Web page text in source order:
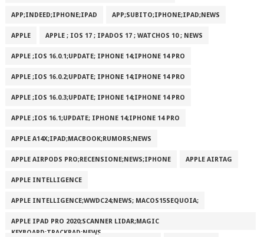
APP;INDEED;IPHONE;IPAD APP;SUBITO;IPHONE;IPAD;NEWS
APPLE APPLE ; IOS 17 ; IPADOS 17 ; WATCHOS 10 ; NEWS
APPLE ;IOS 16.0.1;UPDATE; IPHONE 14;IPHONE 14 PRO
APPLE ;IOS 16.0.2;UPDATE; IPHONE 14;IPHONE 14 PRO
APPLE ;IOS 16.0.3;UPDATE; IPHONE 14;IPHONE 14 PRO
APPLE ;IOS 16.1;UPDATE; IPHONE 14;IPHONE 14 PRO
APPLE A14X;IPAD;MACBOOK;RUMORS;NEWS
APPLE AIRPODS PRO;RECENSIONE;NEWS;IPHONE APPLE AIRTAG
APPLE INTELLIGENCE
APPLE INTELLIGENCE;WWDC24;NEWS; MACOS15SEQUOIA;
APPLE IPAD PRO 2020;SCANNER LIDAR;MAGIC
KEYBOARD;TRACKPAD;NEWS